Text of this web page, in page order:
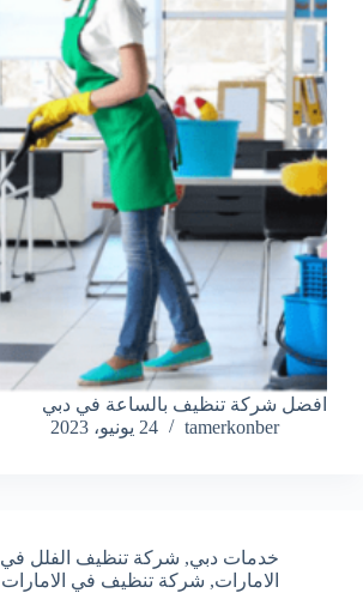
افضل شركة تنظيف بالساعة في دبي
tamerkonber
24 يونيو، 2023
خدمات دبي, شركة تنظيف الفلل في
الامارات, شركة تنظيف في الامارات